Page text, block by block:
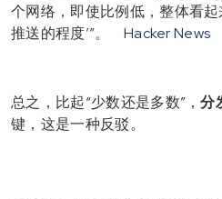
个网络，即使比例低，整体看
推送的程度’”。
Hacker News
总之，比起“少数还是多数”，分
键，这是一种反驳。